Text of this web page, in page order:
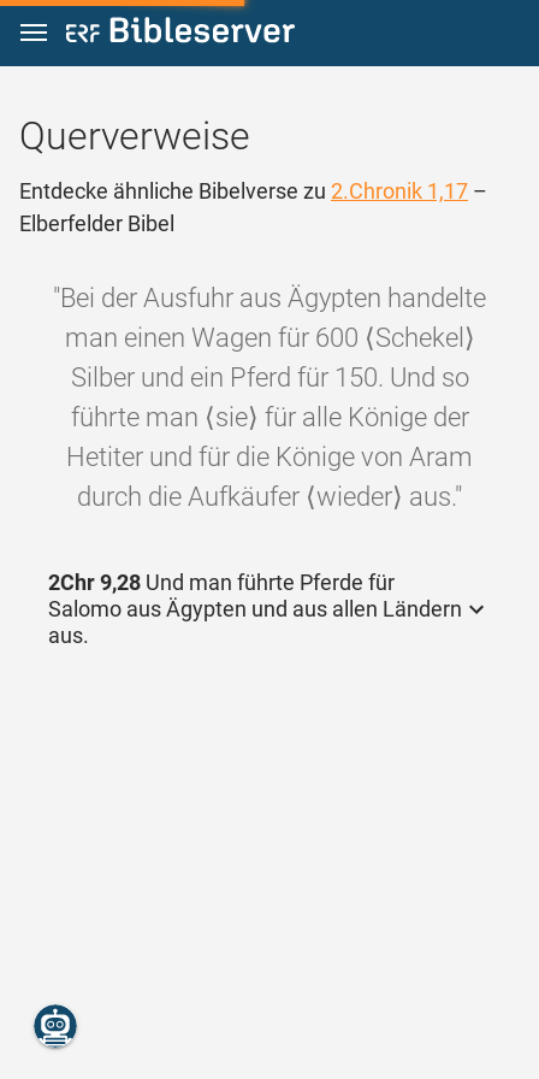
Zum Inhalt springen
Querverweise
Entdecke ähnliche Bibelverse zu 2.Chronik 1,17 –
Elberfelder Bibel
"Bei der Ausfuhr aus Ägypten handelte
man einen Wagen für 600 ⟨Schekel⟩
Silber und ein Pferd für 150. Und so
führte man ⟨sie⟩ für alle Könige der
Hetiter und für die Könige von Aram
durch die Aufkäufer ⟨wieder⟩ aus."
2Chr 9,28 Und man führte Pferde für
Salomo aus Ägypten und aus allen Ländern
aus.